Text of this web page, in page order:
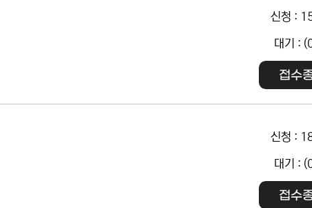
신청 :
대기 :
접수
신청 :
대기 :
접수